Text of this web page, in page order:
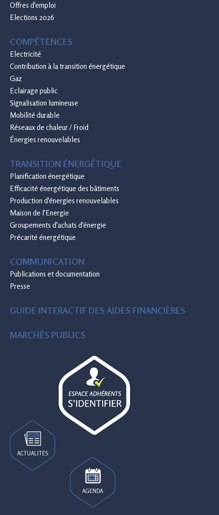
Offres d'emploi
Elections 2026
COMPÉTENCES
Electricité
Contribution à la transition énergétique
Gaz
Eclairage public
Signalisation lumineuse
Mobilité durable
Réseaux de chaleur / Froid
Énergies renouvelables
TRANSITION ÉNERGÉTIQUE
Planification énergétique
Efficacité énergétique des bâtiments
Production d'énergies renouvelables
Maison de l'Energie
Groupements d'achats d'énergie
Précarité énergétique
COMMUNICATION
Publications et documentation
Presse
GUIDE INTERACTIF DES AIDES FINANCIÈRES
MARCHÉS PUBLICS
ACTUALITÉS
AGENDA